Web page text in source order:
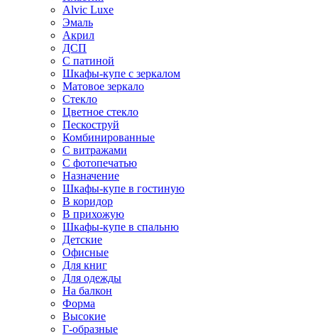
Alvic Luxe
Эмаль
Акрил
ДСП
С патиной
Шкафы-купе с зеркалом
Матовое зеркало
Стекло
Цветное стекло
Пескоструй
Комбинированные
С витражами
С фотопечатью
Назначение
Шкафы-купе в гостиную
В коридор
В прихожую
Шкафы-купе в спальню
Детские
Офисные
Для книг
Для одежды
На балкон
Форма
Высокие
Г-образные